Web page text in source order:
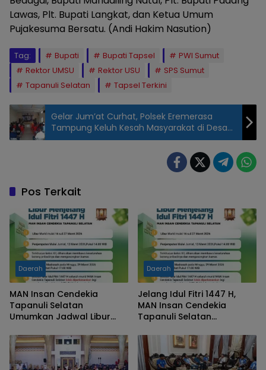
Lawas, Plt. Bupati Langkat, dan Ketua Umum
Pujakesuma Bersatu. (Andi Hakim Nasution)
Tag: Bupati Bupati Tapsel
PWI Sumut
Rektor UMSU
Rektor USU
SPS Sumut
Tapanuli Selatan
Tapsel Terkini
Gelar Jum’at Curhat, Polsek Eremerasa
Tampung Keluh Kesah Masyarakat di Desa
Mappilawing
Pos Terkait
Daerah
MAN Insan Cendekia
Tapanuli Selatan
Umumkan Jadwal Libur
Penggunaan Gawai
Daerah
Jelang Idul Fitri 1447 H,
MAN Insan Cendekia
Tapanuli Selatan
dan Aturan Baru
Penggunaan Gawai